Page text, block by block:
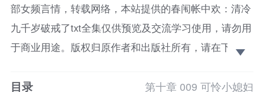
部女频言情，转载网络，本站提供的春闱帐中欢：清冷
九千岁破戒了txt全集仅供预览及交流学习使用，请勿用
于商业用途。版权归原作者和出版社所有，请在下载后
穿越女庶姐毁容下毒的沈南乔，九千岁宁肃惨死在新帝
目录 第十章 009 可怜小媳妇